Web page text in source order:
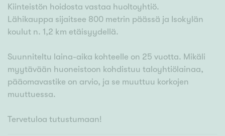
Kiinteistön hoidosta vastaa huoltoyhtiö.
Lähikauppa sijaitsee 800 metrin päässä ja Isokylän
koulut n. 1,2 km etäisyydellä.
Suunniteltu laina-aika kohteelle on 25 vuotta. Mikäli
myytävään huoneistoon kohdistuu taloyhtiölainaa,
pääomavastike on arvio, ja se muuttuu korkojen
muuttuessa.
Tervetuloa tutustumaan!